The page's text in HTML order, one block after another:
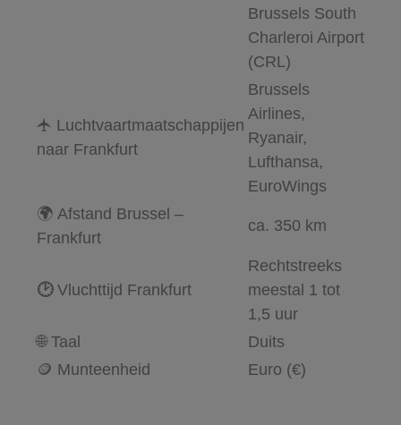
Brussels South
Charleroi Airport
(CRL)
🛧 Luchtvaartmaatschappijen
naar Frankfurt
Brussels
Airlines,
Ryanair,
Lufthansa,
EuroWings
🌍 Afstand Brussel –
Frankfurt
ca. 350 km
🕑 Vluchttijd Frankfurt
Rechtstreeks
meestal 1 tot
1,5 uur
🌐 Taal
Duits
🪙 Munteenheid
Euro (€)